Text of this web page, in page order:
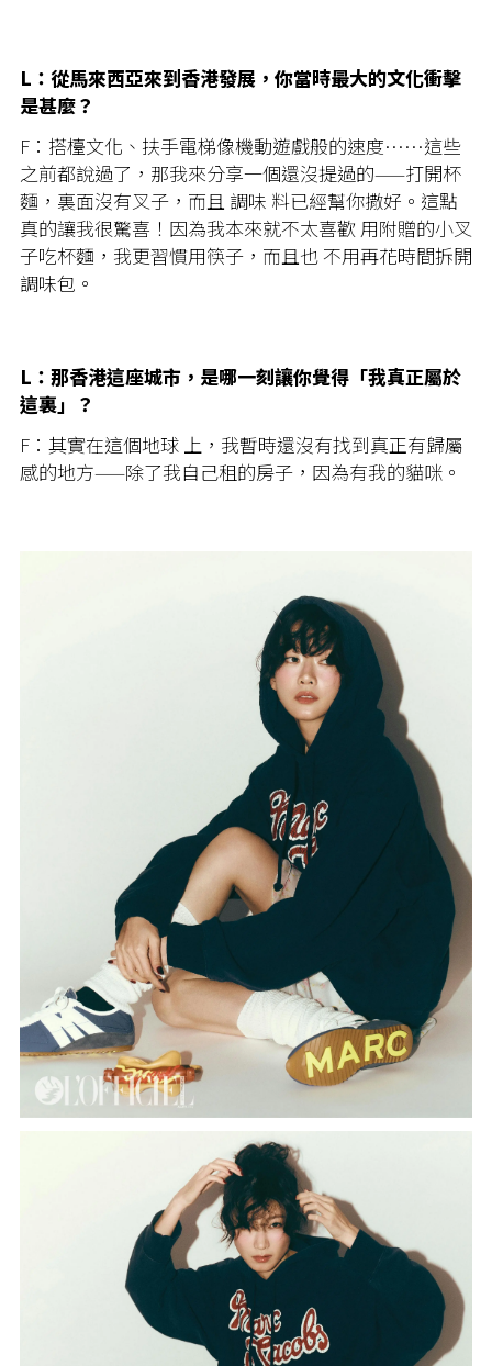
L：從馬來西亞來到香港發展，你當時最大的文化衝擊
是甚麼？
F：搭檯文化、扶手電梯像機動遊戲般的速度……這些
之前都說過了，那我來分享一個還沒提過的——打開杯
麵，裏面沒有叉子，而且 調味 料已經幫你撒好。這點
真的讓我很驚喜！因為我本來就不太喜歡 用附贈的小叉
子吃杯麵，我更習慣用筷子，而且也 不用再花時間拆開
調味包。
L：那香港這座城市，是哪一刻讓你覺得「我真正屬於
這裏」？
F：其實在這個地球 上，我暫時還沒有找到真正有歸屬
感的地方——除了我自己租的房子，因為有我的貓咪。